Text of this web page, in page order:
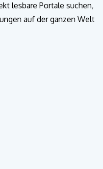
lesbare Portale suchen,
auf der ganzen Welt